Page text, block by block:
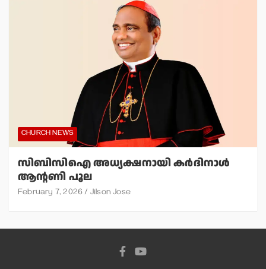
CHURCH NEWS
സിബിസിഐ അധ്യക്ഷനായി കര്‍ദിനാള്‍
ആന്റണി പൂല
February 7, 2026 Jilson Jose